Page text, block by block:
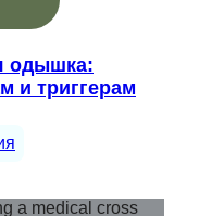
одышка:
и триггерам